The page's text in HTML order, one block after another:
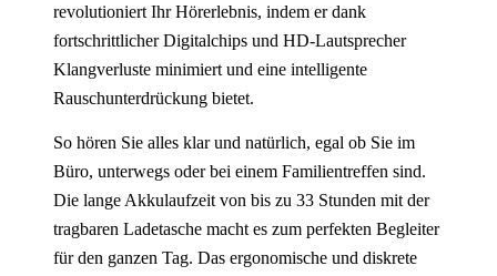
revolutioniert Ihr Hörerlebnis, indem er dank
fortschrittlicher Digitalchips und HD-Lautsprecher
Klangverluste minimiert und eine intelligente
Rauschunterdrückung bietet.
So hören Sie alles klar und natürlich, egal ob Sie im
Büro, unterwegs oder bei einem Familientreffen sind.
Die lange Akkulaufzeit von bis zu 33 Stunden mit der
tragbaren Ladetasche macht es zum perfekten Begleiter
für den ganzen Tag. Das ergonomische und diskrete